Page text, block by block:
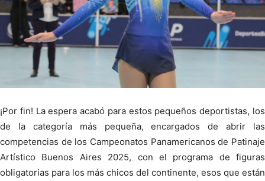
¡Por fin! La espera acabó para estos pequeños deportistas, los
de la categoría más pequeña, encargados de abrir las
competencias de los Campeonatos Panamericanos de Patinaje
Artístico Buenos Aires 2025, con el programa de figuras
obligatorias para los más chicos del continente, esos que están